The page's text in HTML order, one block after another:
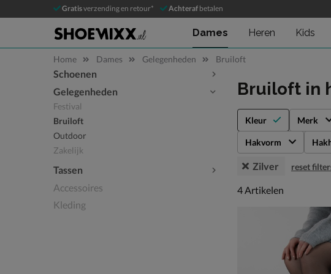
Gratisverzending en retour* Achteraf betalen
Dames Heren Kids
Home Dames Gelegenheden Bruiloft
Sla categorieën over
Schoenen
Gelegenheden
Festival
Bruiloft
Outdoor
Zakelijk
Tassen
Accessoires
Kleding
Bruiloft in
Kleur Merk
Hakvorm
Zilver reset
4 artikelen
4Artikelen